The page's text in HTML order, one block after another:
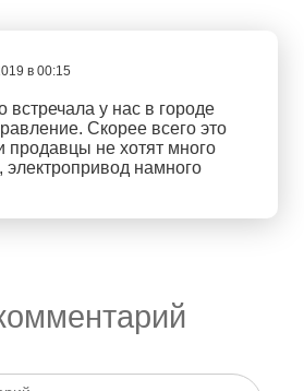
в 00:15
встречала у нас в городе
Скорее всего это
не хотят много
электропривод намного